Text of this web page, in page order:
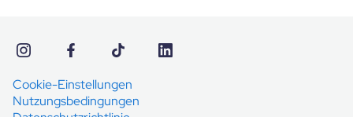
Cookie-Einstellungen
Nutzungsbedingungen